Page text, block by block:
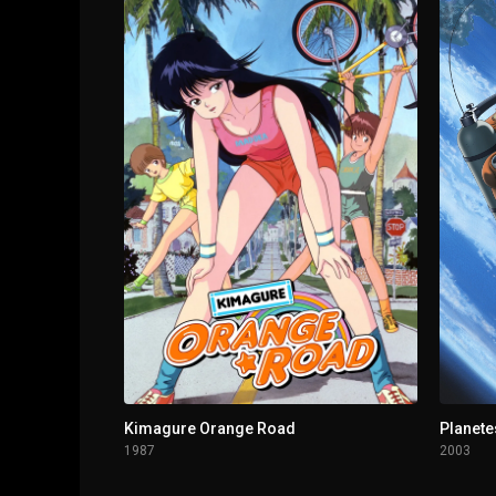
1 - 11 Intentamos reunir Locodols
Intentamos comenzar como Locodols
We Tried Giving a Tour of Nagarekawa
1 - 14 Episodio 14
1 - 15 Episodio 15
Kimagure Orange Road
1987 2003